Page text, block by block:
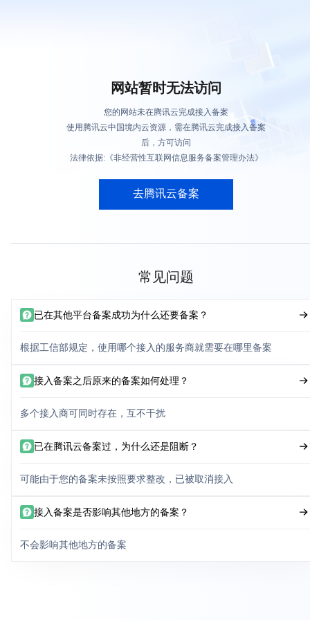
网站暂时无法访问
您的网站未在腾讯云完成接入备案
使用腾讯云中国境内云资源，需在腾讯云完成接入备案
后，方可访问
法律依据:《非经营性互联网信息服务备案管理办法》
去腾讯云备案
常见问题
已在其他平台备案成功为什么还要备案？
根据工信部规定，使用哪个接入的服务商就需要在哪里备案
接入备案之后原来的备案如何处理？
多个接入商可同时存在，互不干扰
已在腾讯云备案过，为什么还是阻断？
可能由于您的备案未按照要求整改，已被取消接入
接入备案是否影响其他地方的备案？
不会影响其他地方的备案